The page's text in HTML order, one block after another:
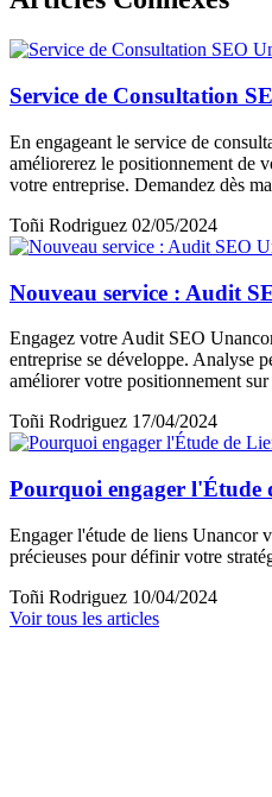
Service de Consultation
En engageant le service de
améliorerez le positionnement de
votre entreprise. Demandez dès
Toñi Rodriguez 02/05/2024
Nouveau service : Audit
Engagez votre Audit SEO
entreprise se développe. Analyse
améliorer votre positionnement
Toñi Rodriguez 17/04/2024
Pourquoi engager l'Étude
Engager l'étude de liens Unancor
précieuses pour définir votre
Toñi Rodriguez 10/04/2024
Voir tous les articles